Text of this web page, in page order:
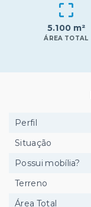
5.100 m²
ÁREA TOTAL
Perfil
Situação
Possui mobília?
Terreno
Área Total